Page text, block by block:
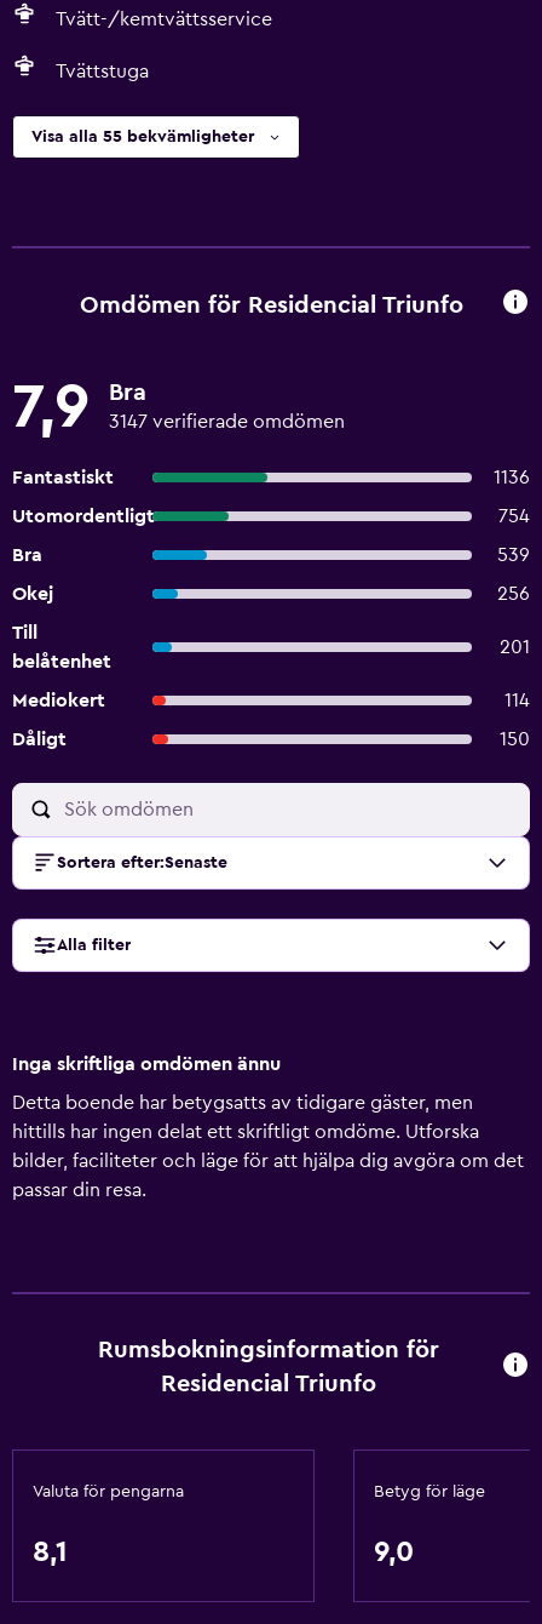
Tvätt-/kemtvättsservice
Tvättstuga
Visa alla 55 bekvämligheter
Omdömen för Residencial Triunfo
7,9 Bra
3147 verifierade omdömen
Fantastiskt
1136
Utomordentligt
754
Bra
539
Okej
256
Till
belåtenhet
201
Mediokert
114
Dåligt
150
Sortera efter:Senaste
Alla filter
Inga skriftliga omdömen ännu
Detta boende har betygsatts av tidigare gäster, men
hittills har ingen delat ett skriftligt omdöme. Utforska
bilder, faciliteter och läge för att hjälpa dig avgöra om det
passar din resa.
Rumsbokningsinformation för
Residencial Triunfo
Valuta för pengarna
8,1
Betyg för läge
9,0